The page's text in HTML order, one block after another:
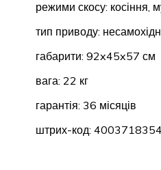
режими скосу: косіння,
тип приводу:
габарити: 92x45x57 см
вага: 22 кг
гарантія: 36 місяців
штрих-код: